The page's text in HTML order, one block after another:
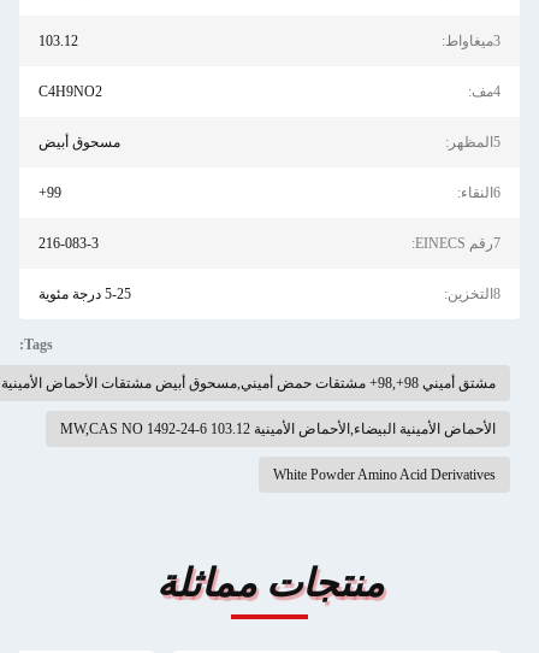
103.12
C4H9NO2
مسحوق أبيض
99+
216-083-3
5-25 درجة مئوية
Tags:
مشتق أميني 98+,98+ مشتقات حمض أميني,مسحوق أبيض مشتقات الأحماض الأمينية
الأحماض الأمينية البيضاء,الأحماض الأمينية 103.12 MW,CAS NO 1492-24-6
White Powder Amino Acid Derivatives
منتجات مماثلة